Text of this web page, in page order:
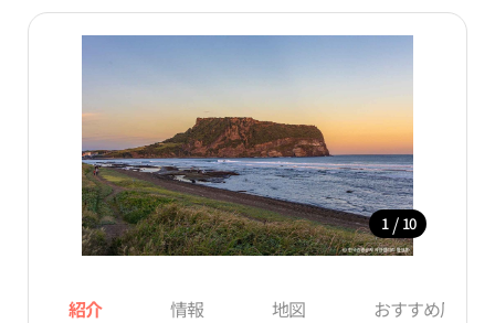
1 / 10
紹介 情報 地図 おすすめ周辺